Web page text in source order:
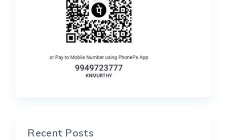
Recent Posts